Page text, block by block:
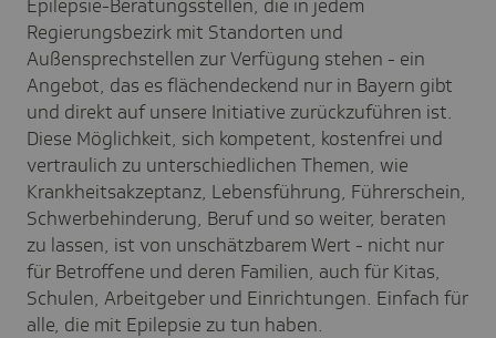
Epilepsie-Beratungsstellen, die in jedem
Regierungsbezirk mit Standorten und
Außensprechstellen zur Verfügung stehen - ein
Angebot, das es flächendeckend nur in Bayern gibt
und direkt auf unsere Initiative zurückzuführen ist.
Diese Möglichkeit, sich kompetent, kostenfrei und
vertraulich zu unterschiedlichen Themen, wie
Krankheitsakzeptanz, Lebensführung, Führerschein,
Schwerbehinderung, Beruf und so weiter, beraten
zu lassen, ist von unschätzbarem Wert - nicht nur
für Betroffene und deren Familien, auch für Kitas,
Schulen, Arbeitgeber und Einrichtungen. Einfach für
alle, die mit Epilepsie zu tun haben.